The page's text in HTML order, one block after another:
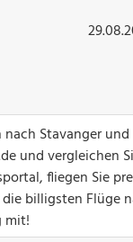
Stavanger
und vergleichen
fliegen Sie
billigsten Flüge
mit!